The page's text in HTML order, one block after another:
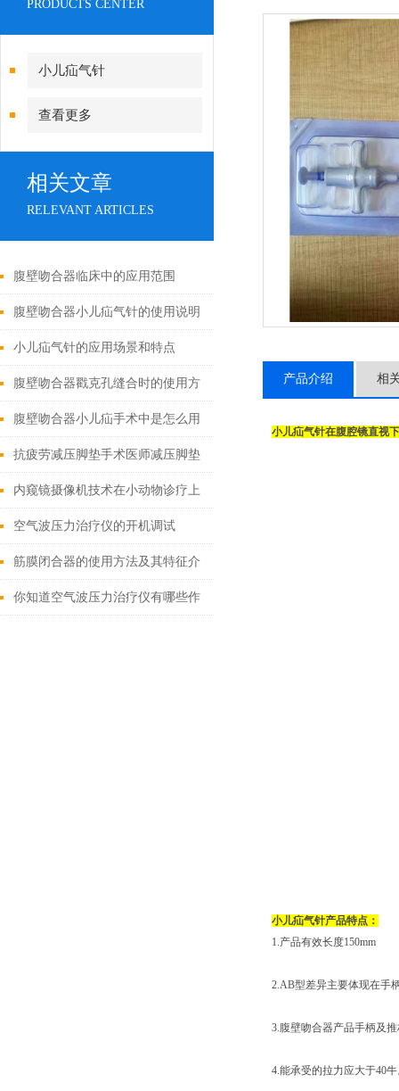
PRODUCTS CENTER
小儿疝气针
查看更多
相关文章
RELEVANT ARTICLES
腹壁吻合器临床中的应用范围
腹壁吻合器小儿疝气针的使用说明
小儿疝气针的应用场景和特点
腹壁吻合器戳克孔缝合时的使用方
法
腹壁吻合器小儿疝手术中是怎么用
的
抗疲劳减压脚垫手术医师减压脚垫
的特点
内窥镜摄像机技术在小动物诊疗上
的应用有哪些?
空气波压力治疗仪的开机调试
筋膜闭合器的使用方法及其特征介
绍
你知道空气波压力治疗仪有哪些作
产品介绍 相
小儿疝气针在腹腔镜直视
小儿疝气针产品特点：
1.产品有效长度150mm
2.AB型差异主要体现在手
3.腹壁吻合器产品手柄及
4.能承受的拉力应大于40